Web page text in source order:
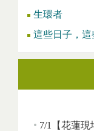
生環者
這些日子，這
7/1【花蓮現